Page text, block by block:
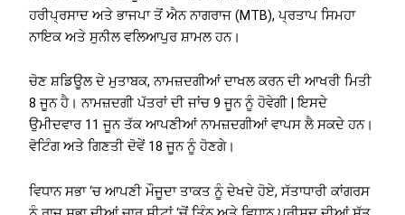
ਹਰੀਪ੍ਰਸਾਦ ਅਤੇ ਭਾਜਪਾ ਤੋਂ ਐਨ ਨਾਗਰਾਜ (MTB), ਪ੍ਰਤਾਪ ਸਿਮਹਾ
ਨਾਇਕ ਅਤੇ ਸੁਨੀਲ ਵਲਿਆਪੁਰ ਸ਼ਾਮਲ ਹਨ।
ਚੋਣ ਸ਼ਡਿਊਲ ਦੇ ਮੁਤਾਬਕ, ਨਾਮਜ਼ਦਗੀਆਂ ਦਾਖਲ ਕਰਨ ਦੀ ਆਖਰੀ ਮਿਤੀ
8 ਜੂਨ ਹੈ। ਨਾਮਜ਼ਦਗੀ ਪੱਤਰਾਂ ਦੀ ਜਾਂਚ 9 ਜੂਨ ਨੂੰ ਹੋਵੇਗੀ | ਇਸਦੇ
ਉਮੀਦਵਾਰ 11 ਜੂਨ ਤੱਕ ਆਪਣੀਆਂ ਨਾਮਜ਼ਦਗੀਆਂ ਵਾਪਸ ਲੈ ਸਕਦੇ ਹਨ।
ਵੋਟਿੰਗ ਅਤੇ ਗਿਣਤੀ ਦੋਵੇਂ 18 ਜੂਨ ਨੂੰ ਹੋਣਗੇ।
ਵਿਧਾਨ ਸਭਾ ‘ਚ ਆਪਣੀ ਮੌਜੂਦਾ ਤਾਕਤ ਨੂੰ ਦੇਖਦੇ ਹੋਏ, ਸੱਤਾਧਾਰੀ ਕਾਂਗਰਸ